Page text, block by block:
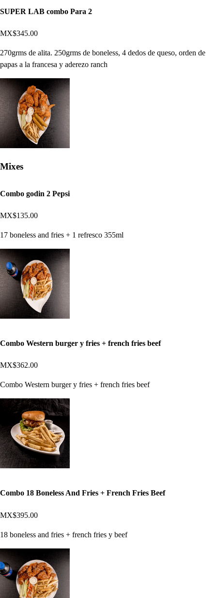
SUPER LAB combo Para 2
MX$345.00
270grms de alita. 250grms de boneless, 4 dedos de queso, orden de
papas a la francesa y aderezo ranch
Mixes
Combo godin 2 Pepsi
MX$135.00
17 boneless and fries + 1 refresco 355ml
Combo Western burger y fries + french fries beef
MX$362.00
Combo Western burger y fries + french fries beef
Combo 18 Boneless And Fries + French Fries Beef
MX$395.00
18 boneless and fries + french fries y beef